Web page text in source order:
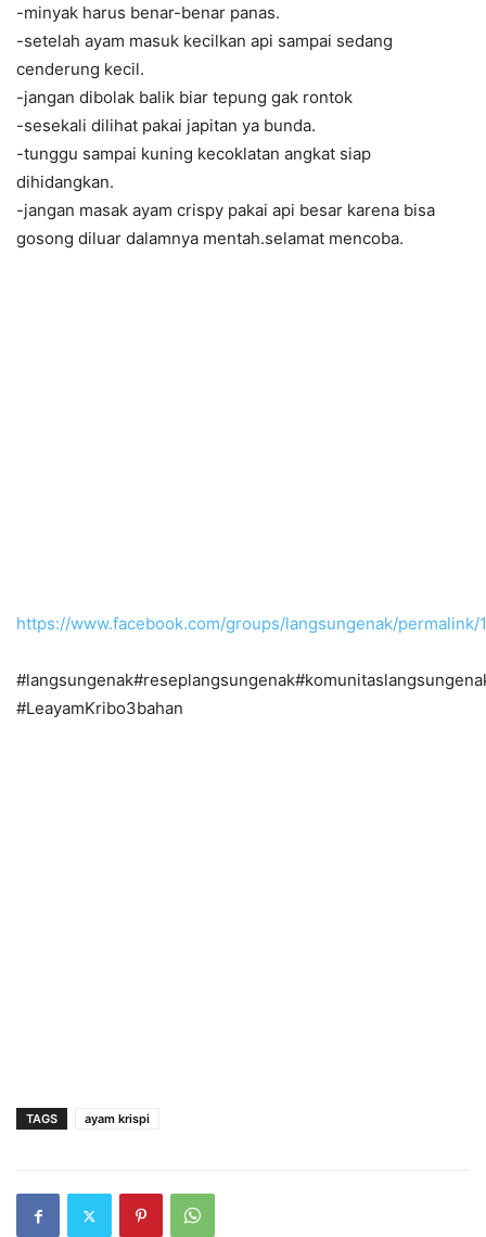
-minyak harus benar-benar panas.
-setelah ayam masuk kecilkan api sampai sedang
cenderung kecil.
-jangan dibolak balik biar tepung gak rontok
-sesekali dilihat pakai japitan ya bunda.
-tunggu sampai kuning kecoklatan angkat siap
dihidangkan.
-jangan masak ayam crispy pakai api besar karena bisa
gosong diluar dalamnya mentah.selamat mencoba.
https://www.facebook.com/groups/langsungenak/permalink/
#LeayamKribo3bahan
TAGS ayam krispi